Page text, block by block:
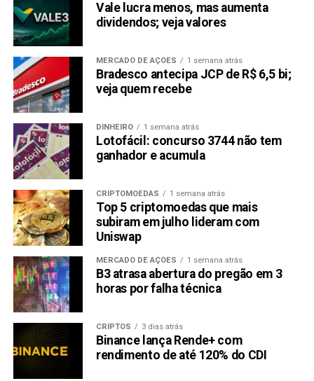
Vale lucra menos, mas aumenta
dividendos; veja valores
MERCADO DE AÇÕES 1 semana atrás
Bradesco antecipa JCP de R$ 6,5 bi;
veja quem recebe
DINHEIRO 1 semana atrás
Lotofácil: concurso 3744 não tem
ganhador e acumula
CRIPTOMOEDAS 1 semana atrás
Top 5 criptomoedas que mais
subiram em julho lideram com
Uniswap
MERCADO DE AÇÕES 1 semana atrás
B3 atrasa abertura do pregão em 3
horas por falha técnica
CRIPTOS 3 dias atrás
Binance lança Rende+ com
rendimento de até 120% do CDI